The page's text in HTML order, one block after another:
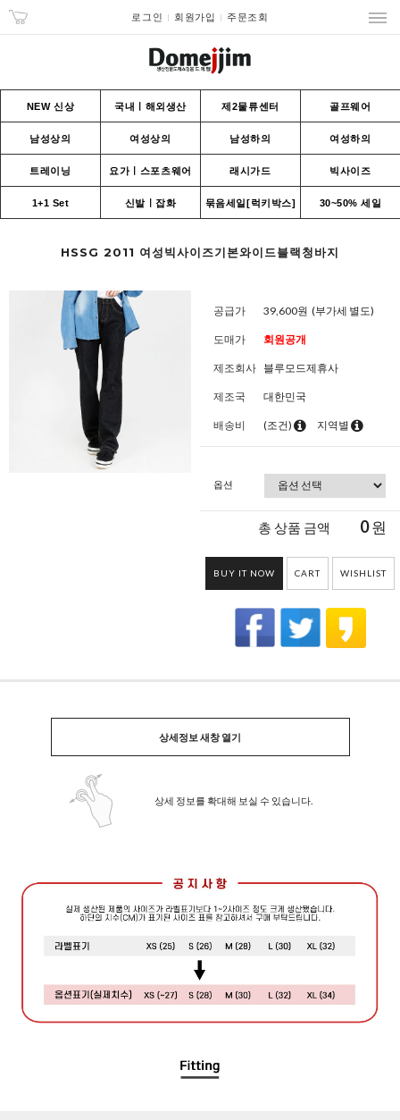
로그인 회원가입 주문조회
NEW 신상 국내ㅣ해외생산 제2물류센터 골프웨어
남성상의 여성상의 남성하의 여성하의
트레이닝 요가ㅣ스포츠웨어 래시가드 빅사이즈
1+1 Set 신발ㅣ잡화 묶음세일[럭키박스] 30~50% 세일
HSSG 2011 여성빅사이즈기본와이드블랙청바지
공급가 39,600원 (부가세 별도)
도매가 회원공개
제조회사 블루모드제휴사
제조국 대한민국
배송비 (조건) 지역별
옵션
총 상품 금액 0원
BUY IT NOW CART WISHLIST
상세정보 새창 열기
상세 정보를 확대해 보실 수 있습니다.